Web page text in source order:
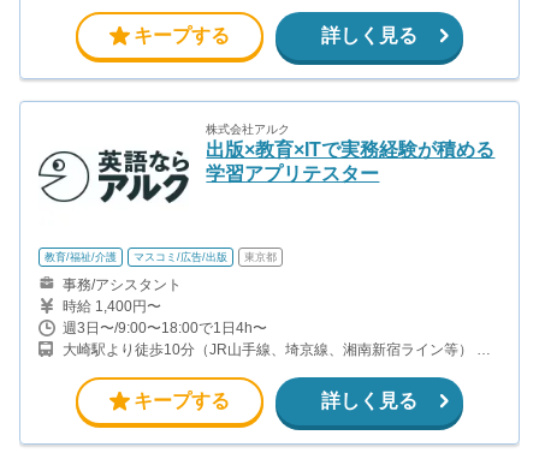
メトロ銀座線）
キープする 詳しく見る
株式会社アルク
出版×教育×ITで実務経験が積める
学習アプリテスター
教育/福祉/介護 マスコミ/広告/出版 東京都
事務/アシスタント
時給 1,400円〜
週3日〜/9:00〜18:00で1日4h〜
大崎駅より徒歩10分（JR山手線、埼京線、湘南新宿ライン等） 品
等） 五反田駅より徒歩12分（JR山手線・都営浅草線・東急池上
線）
キープする 詳しく見る